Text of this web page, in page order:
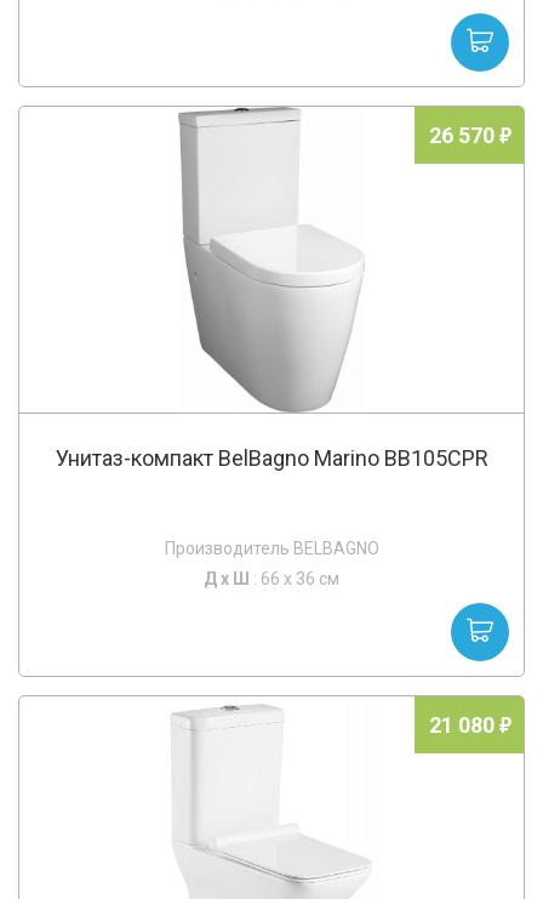
26 570
Унитаз-компакт BelBagno Marino BB105CPR
Производитель BELBAGNO
Д х Ш : 66 x 36 см
21 080